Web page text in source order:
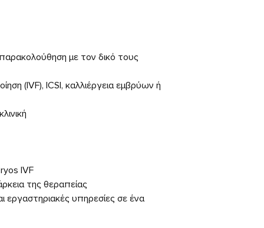
με τον δικό τους
(IVF), ICSI, καλλιέργεια εμβρύων ή
IVF
της θεραπείας
εργαστηριακές υπηρεσίες σε ένα